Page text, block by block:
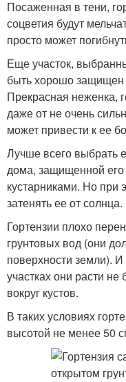
Посаженная в тени,
соцветия будут
просто может
Еще участок,
быть хорошо защищен
Прекрасная неженка,
даже от не очень
может привести к ее
Лучше всего выбрать
дома, защищенной его
кустарниками. Но при
затенять ее от солнца.
Гортензии плохо
грунтовых вод (они
поверхности земли).
участках они расти
вокруг кустов.
В таких условиях
высотой не менее 50